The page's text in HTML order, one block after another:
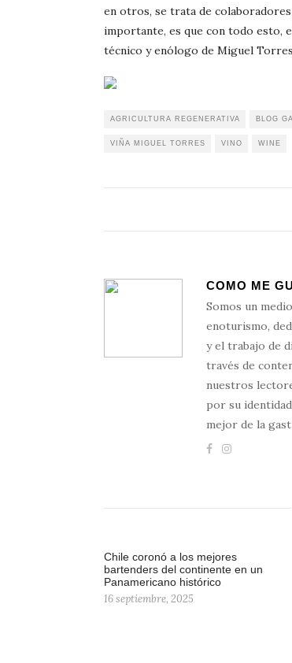
en otros, se trata de
importante, es que con todo esto,
técnico y enólogo de Miguel
AGRICULTURA REGENERATIVA BLOG
VIÑA MIGUEL TORRES VINO WINE
COMO ME
Somos un
enoturismo,
y el trabajo de
través de
nuestros
por su
mejor de la
Chile coronó a los mejores
bartenders del continente en un
Panamericano histórico
16 septiembre, 2025